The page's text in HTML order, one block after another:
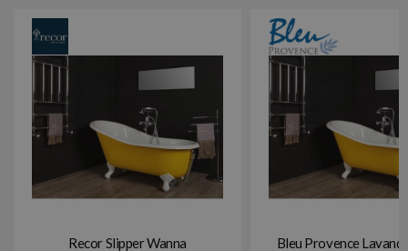
Recor Slipper Wanna Bleu Provence